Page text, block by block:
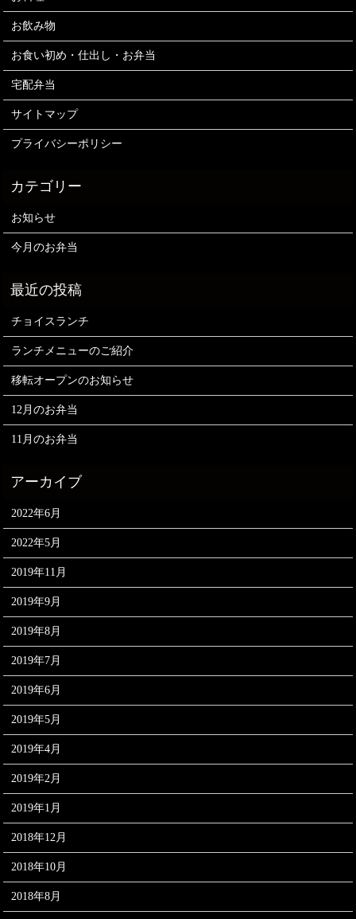
お飲み物
お食い初め・仕出し・お弁当
宅配弁当
サイトマップ
プライバシーポリシー
お知らせ
今月のお弁当
チョイスランチ
ランチメニューのご紹介
移転オープンのお知らせ
12月のお弁当
11月のお弁当
2022年6月
2022年5月
2019年11月
2019年9月
2019年8月
2019年7月
2019年6月
2019年5月
2019年4月
2019年2月
2019年1月
2018年12月
2018年10月
2018年8月